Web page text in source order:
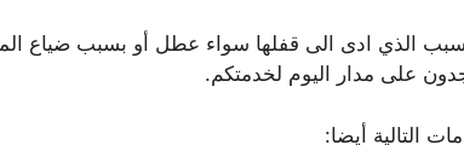
الذي ادى الى قفلها سواء عطل أو بسبب ضياع
على مدار اليوم لخدمتكم.
التالية أيضا: